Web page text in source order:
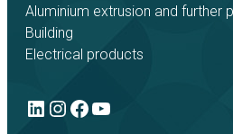
Aluminium extrusion and further
Building
Electrical products
LinkedIn
Instagram
Facebook
YouTube